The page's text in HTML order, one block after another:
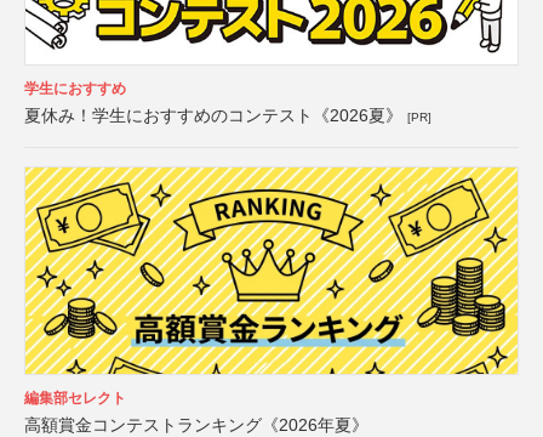
学生におすすめ
夏休み！学生におすすめのコンテスト《2026夏》 [PR]
編集部セレクト
高額賞金コンテストランキング《2026年夏》